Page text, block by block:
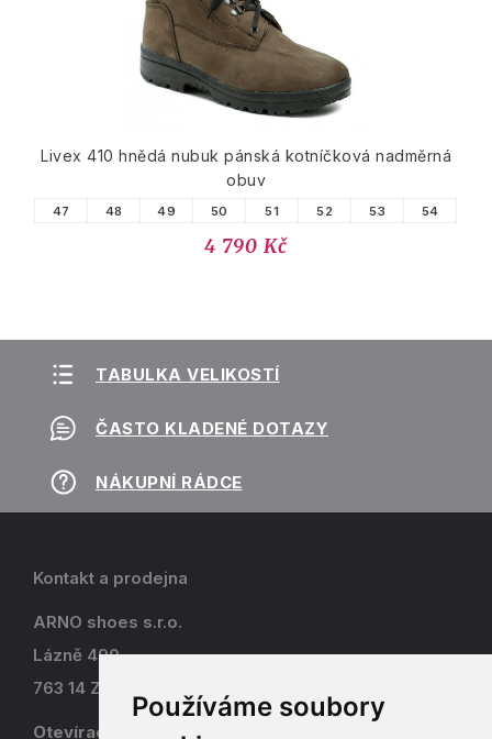
Používáme soubory
Livex 410 hnědá nubuk pánská kotníčková nadměrná
obuv
47 48 49 50 51 52 53 54
4 790 Kč
TABULKA VELIKOSTÍ
ČASTO KLADENÉ DOTAZY
NÁKUPNÍ RÁDCE
Kontakt a prodejna
ARNO shoes s.r.o.
Lázně 490
763 14 Zlín - Kostelec
Otevírací doba